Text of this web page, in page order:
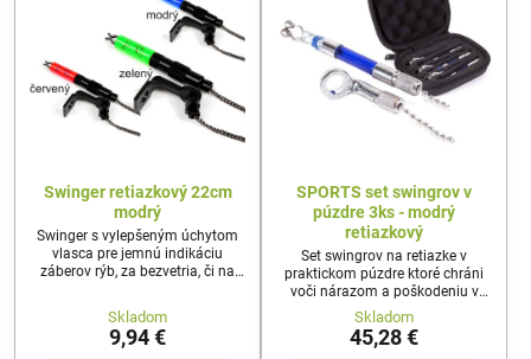
Swinger retiazkový 22cm
modrý
Swinger s vylepšeným úchytom
vlasca pre jemnú indikáciu
záberov rýb, za bezvetria, či na
takže viete čo sa deje pod vodnou
hľadinou. Spodná časť je
Skladom
9,94 €
SPORTS set swingrov v
púzdre 3ks - modrý
retiazkový
Set swingrov na retiazke v
praktickom púzdre ktoré chráni
voči nárazom a poškodeniu v
modrej farbe. Balenie obsahuje
3ks.
Skladom
45,28 €